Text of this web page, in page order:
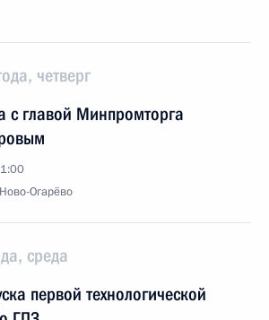
четверг
с главой Минпромторга
Огарёво
среда
первой технологической